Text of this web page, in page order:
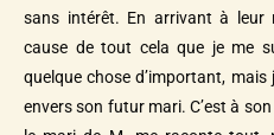
sans intérêt. En arrivant à leur
cause de tout cela que je me
quelque chose d’important, mais
envers son futur mari. C’est à